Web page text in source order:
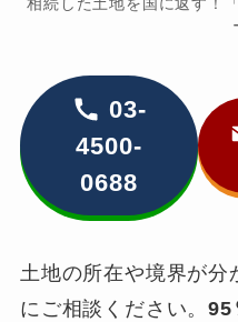
03-
4500-
0688
土地の所在や境界が分
にご相談ください。95